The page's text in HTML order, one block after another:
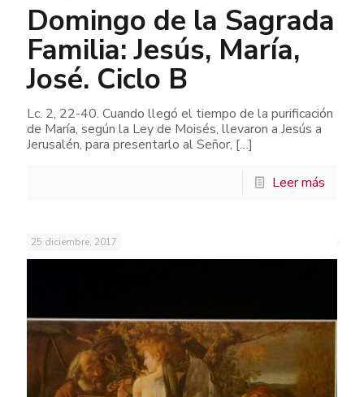
Domingo de la Sagrada
Familia: Jesús, María,
José. Ciclo B
Lc. 2, 22-40. Cuando llegó el tiempo de la purificación
de María, según la Ley de Moisés, llevaron a Jesús a
Jerusalén, para presentarlo al Señor, […]
Leer más
25 diciembre, 2017